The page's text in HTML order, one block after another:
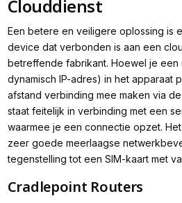
Clouddienst
Een betere en veiligere oplossing is
device dat verbonden is aan een
betreffende fabrikant. Hoewel je een
dynamisch IP-adres) in het apparaat
afstand verbinding mee maken via
staat feitelijk in verbinding met een
waarmee je een connectie opzet.
zeer goede meerlaagse
tegenstelling tot een SIM-kaart met
Cradlepoint Routers